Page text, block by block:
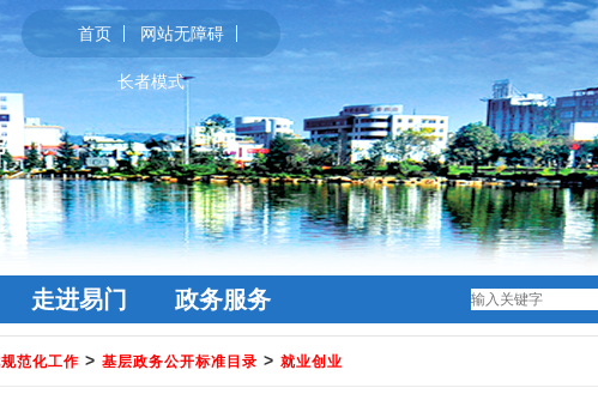
首页 网站无障碍
长者模式
走进易门 政务服务
范化工作 > 基层政务公开标准目录 > 就业创业